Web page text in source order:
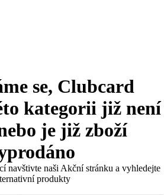
se, Clubcard
kategorii již není
je již zboží
navštivte naši Akční stránku a vyhledejte
produkty